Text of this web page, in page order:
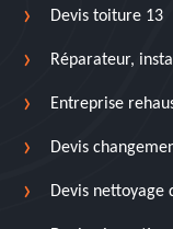
Devis toiture 13
Réparateur,
Entreprise
Devis
Devis nettoyage